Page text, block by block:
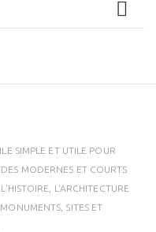
SIMPLE ET UTILE POUR
MODERNES ET COURTS
L'ARCHITECTURE
SITES ET